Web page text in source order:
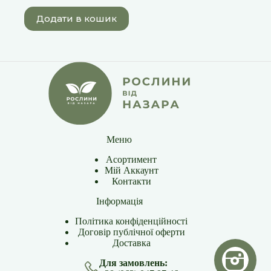
Додати в кошик
Меню
Асортимент
Мій Аккаунт
Контакти
Інформація
Політика конфіденційності
Договір публічної оферти
Доставка
Для замовлень: